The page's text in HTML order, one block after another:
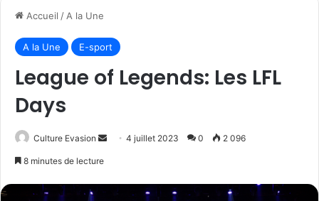
Accueil / A la Une
A la Une E-sport
League of Legends: Les LFL
Days
Culture Evasion 4 juillet 2023 0 2 096
8 minutes de lecture